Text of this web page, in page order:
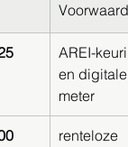
AREI-
en
meter
renteloze